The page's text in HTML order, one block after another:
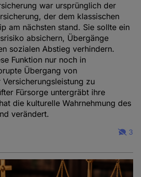
war ursprünglich der
der dem klassischen
am nächsten stand. Sie sollte ein
absichern, Übergänge
sozialen Abstieg verhindern.
Funktion nur noch in
Übergang von
zu
Fürsorge untergräbt ihre
die kulturelle Wahrnehmung des
verändert.
3